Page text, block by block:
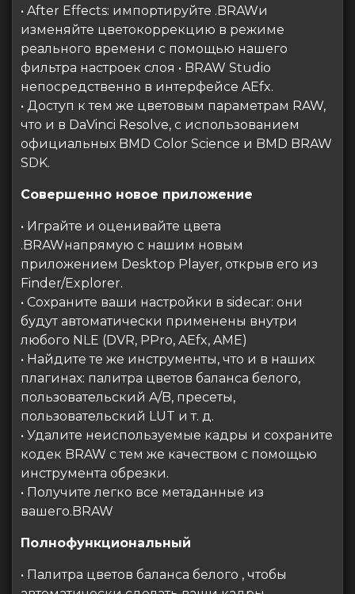
• After Effects: импортируйте .BRAWи
изменяйте цветокоррекцию в режиме
реального времени с помощью нашего
фильтра настроек слоя • BRAW Studio
непосредственно в интерфейсе AEfx.
• Доступ к тем же цветовым параметрам RAW,
что и в DaVinci Resolve, с использованием
официальных BMD Color Science и BMD BRAW
SDK.
Совершенно новое приложение
• Играйте и оценивайте цвета
.BRAWнапрямую с нашим новым
приложением Desktop Player, открыв его из
Finder/Explorer.
• Сохраните ваши настройки в sidecar: они
будут автоматически применены внутри
любого NLE (DVR, PPro, AEfx, AME)
• Найдите те же инструменты, что и в наших
плагинах: палитра цветов баланса белого,
пользовательский A/B, пресеты,
пользовательский LUT и т. д.
• Удалите неиспользуемые кадры и сохраните
кодек BRAW с тем же качеством с помощью
инструмента обрезки.
• Получите легко все метаданные из
вашего.BRAW
Полнофункциональный
• Палитра цветов баланса белого , чтобы